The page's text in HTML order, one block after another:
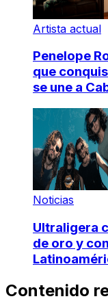
Artista actual
Penelope
que
se une a
Noticias
Ultraligera
de oro y
Contenido